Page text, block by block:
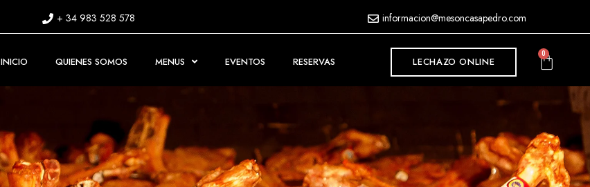
+ 34 983 528 578 informacion@mesoncasapedro.com
INICIO QUIENES SOMOS MENUS EVENTOS RESERVAS LECHAZO ONLINE
0